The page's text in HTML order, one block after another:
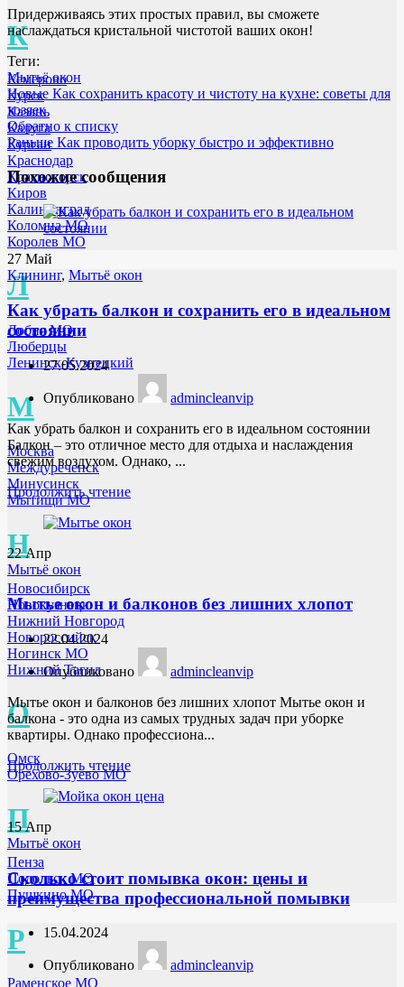
К
Кемерово
Курск
Казань
Калуга
Курган
Краснодар
Красногорск
Киров
Калининград
Коломна МО
Королев МО
Л
Лобня МО
Люберцы
Ленинск-Кузнецкий
М
Москва
Междуреченск
Минусинск
Мытищи МО
Н
Новосибирск
Новокузнецк
Нижний Новгород
Новороссийск
Ногинск МО
Нижний Тагил
О
Омск
Орехово-Зуево МО
П
Пенза
Подольск МО
Пушкино МО
Р
Раменское МО
Придерживаясь этих простых правил, вы сможете
наслаждаться кристальной чистотой ваших окон!
Теги:
Мытьё окон
Новые Как сохранить красоту и чистоту на кухне: советы для
хозяек
Обратно к списку
Раньше Как проводить уборку быстро и эффективно
Похожие сообщения
27 Май
Клининг, Мытьё окон
Как убрать балкон и сохранить его в идеальном
состоянии
27.05.2024
Опубликовано
admincleanvip
Как убрать балкон и сохранить его в идеальном состоянии
Балкон – это отличное место для отдыха и наслаждения
свежим воздухом. Однако, ...
Продолжить чтение
22Апр
Мытьё окон
Мытье окон и балконов без лишних хлопот
22.04.2024
Опубликовано
admincleanvip
Мытье окон и балконов без лишних хлопот Мытье окон и
балкона - это одна из самых трудных задач при уборке
квартиры. Однако профессиона...
Продолжить чтение
15Апр
Мытьё окон
Сколько стоит помывка окон: цены и
преимущества профессиональной помывки
15.04.2024
Опубликовано admincleanvip